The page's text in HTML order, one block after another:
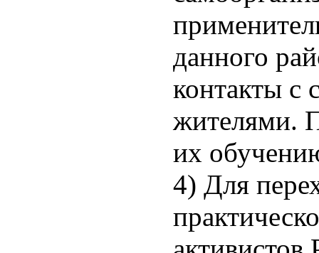
данного
контакты с
жителями.
их
4) Для